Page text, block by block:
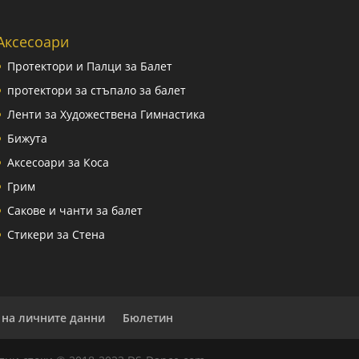
Протектори и Палци за Балет
протектори за стъпало за балет
Ленти за Художествена Гимнастика
Бижута
Аксесоари за Коса
Грим
Сакове и чанти за балет
Стикери за Стена
личните данни Бюлетин